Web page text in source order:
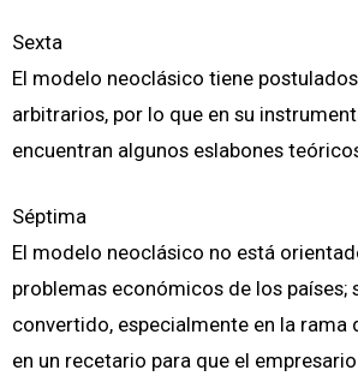
Sexta
El modelo neoclásico tiene
arbitrarios, por lo que en su
encuentran algunos eslabones
Séptima
El modelo neoclásico no está
problemas económicos de los países;
convertido, especialmente en la rama
en un recetario para que el